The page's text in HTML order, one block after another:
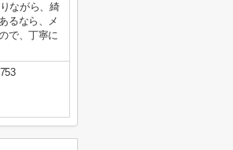
ながら、綺
るなら、メ
で、丁寧に